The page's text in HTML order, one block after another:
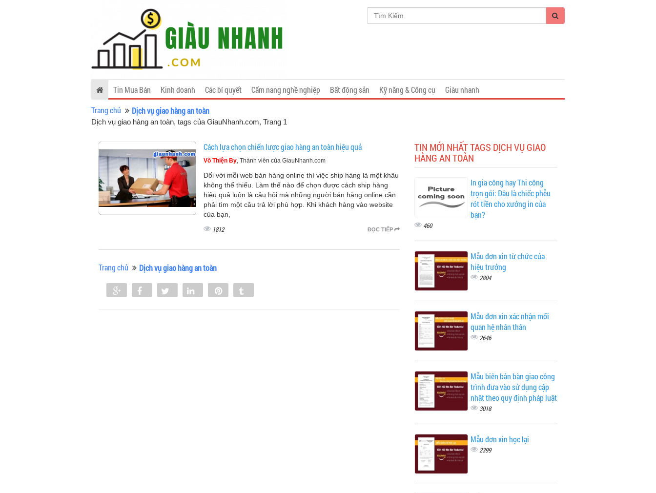
Tin Mua Bán Kinh doanh Các bí quyết Cẩm nang nghề nghiệp Bất động sản Kỹ năng & Công cụ
Giàu nhanh
Trang chủ
Dịch vụ giao hàng an toàn
Dịch vụ giao hàng an toàn, tags của GiauNhanh.com, Trang 1
Cách lựa chọn chiến lược giao hàng an toàn hiệu quả
Võ Thiện By, Thành viên của GiauNhanh.com
Đối với mỗi web bán hàng online thì việc ship hàng là một khâu
không thể thiếu. Làm thế nào để chọn được cách ship hàng
hiệu quả luôn là câu hỏi mà những người bán hàng online cần
phải tìm một câu trả lời phù hợp. Khi khách hàng vào website
của bạn,
ĐỌC TIẾP
1812
Trang chủ Dịch vụ giao hàng an toàn
Share Share Tweet Share
TIN MỚI NHẤT TAGS DỊCH VỤ GIAO
HÀNG AN TOÀN
In gia công hay Thi công
trọn gói: Đâu là chiếc phễu
rót tiền cho xưởng in của
bạn?
460
Mẫu đơn xin từ chức của
hiệu trưởng
2804
Mẫu đơn xin xác nhận mối
quan hệ nhân thân
2646
Mẫu biên bản bàn giao công
trình đưa vào sử dụng cập
nhật theo quy định pháp luật
3018
Mẫu đơn xin học lại
2399